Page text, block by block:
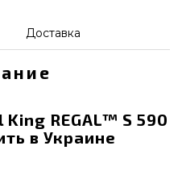
Доставка
REGAL™ S 590
в Украине